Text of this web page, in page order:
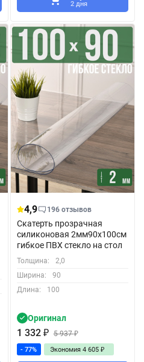
2 дня
4,9 196 отзывов
Скатерть прозрачная
силиконовая 2мм90x100см
гибкое ПВХ стекло на стол
Толщина:
2,0
Ширина:
90
Длина:
100
Оригинал
1 332 ₽ 5 937₽
- 77% Экономия 4 605 ₽